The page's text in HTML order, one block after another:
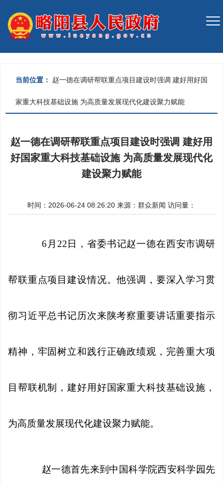
当前位置： 赵一德在调研帮联重点项目建设时强调 建好用好国
家重大科技基础设施 为高质量发展现代化建设聚力赋能
赵一德在调研帮联重点项目建设时强调 建好用
好国家重大科技基础设施 为高质量发展现代化
建设聚力赋能
时间：2026-06-24 08:26:20 来源： 群众新闻 访问量：
6月22日，省委书记赵一德在西安市调研
帮联重点项目建设情况。他强调，要深入学习贯
彻习近平总书记历次来陕考察重要讲话重要指示
精神，牢固树立和践行正确政绩观，完善重大项
目帮联机制，建好用好国家重大科技基础设施，
为高质量发展现代化建设聚力赋能。
赵一德首先来到中国科学院西安科学园先